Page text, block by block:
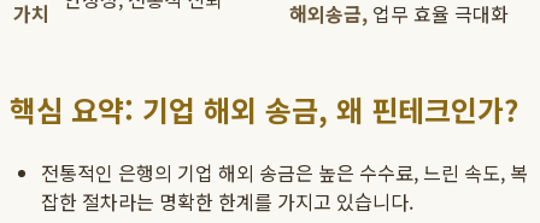
가치
해외송금, 업무 효율 극대화
핵심 요약: 기업 해외 송금, 왜 핀테크인가?
전통적인 은행의 기업 해외 송금은 높은 수수료, 느린 속도, 복
잡한 절차라는 명확한 한계를 가지고 있습니다.